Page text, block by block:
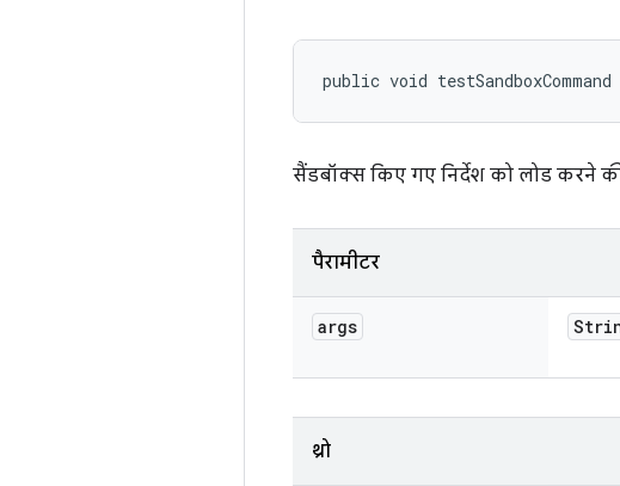
public void
सैंडबॉक्स किए गए निर्देश को लोड करने
पैरामीटर
args
थ्रो